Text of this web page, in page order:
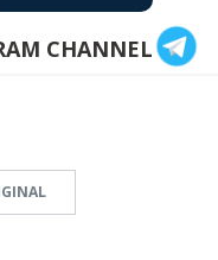
CHANNEL